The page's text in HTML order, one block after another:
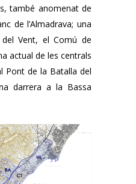
també anomenat de
de l’Almadrava; una
Vent, el Comú de
actual de les centrals
Pont de la Batalla del
darrera a la Bassa